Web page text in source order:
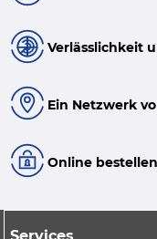
Verlässlichkeit
Ein Netzwerk
Online